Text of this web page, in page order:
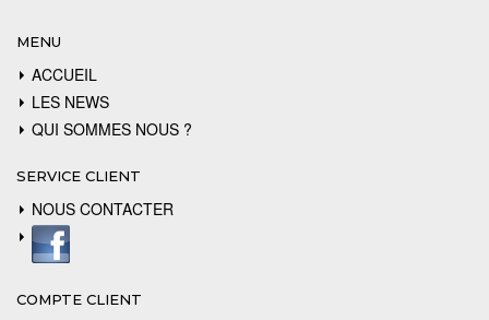
MENU
ACCUEIL
LES NEWS
QUI SOMMES NOUS ?
SERVICE CLIENT
NOUS CONTACTER
COMPTE CLIENT